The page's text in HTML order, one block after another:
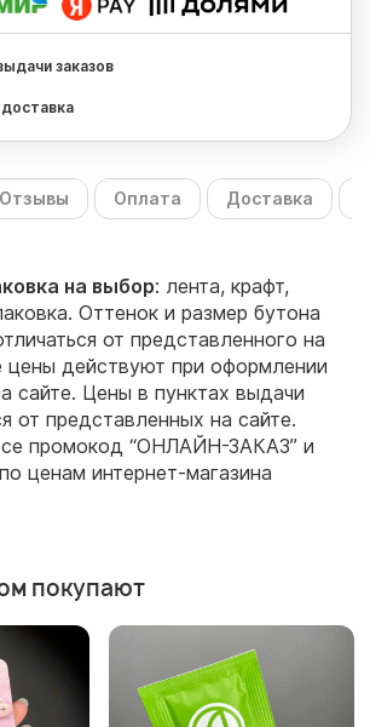
заказов
Отзывы Оплата Доставка
на выбор: лента, крафт,
Оттенок и размер бутона
от представленного на
цены действуют при оформлении
сайте. Цены в пунктах выдачи
от представленных на сайте.
промокод “ОНЛАЙН-ЗАКАЗ” и
ценам интернет-магазина
покупают